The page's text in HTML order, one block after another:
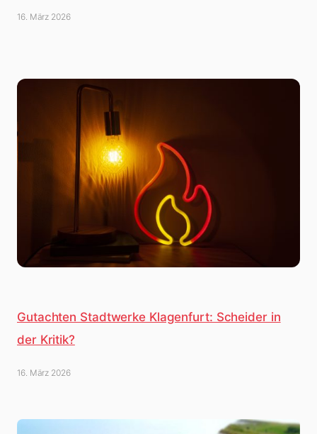
16. März 2026
Gutachten Stadtwerke Klagenfurt: Scheider in
der Kritik?
16. März 2026